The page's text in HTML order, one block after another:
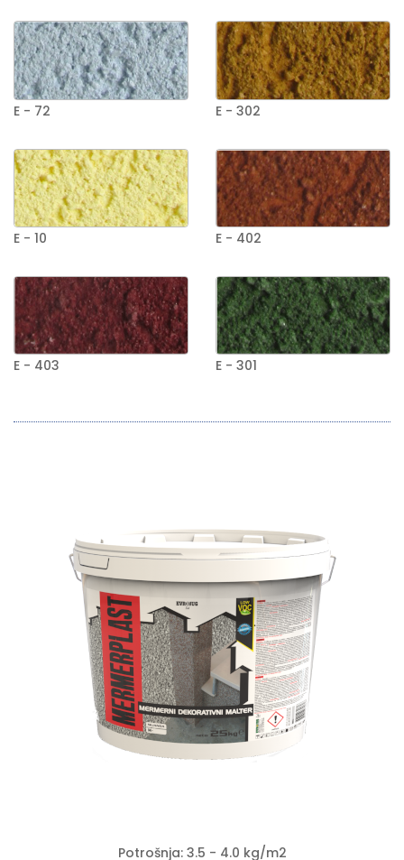
E - 72 E - 302
E - 10 E - 402
E - 403 E - 301
Potrošnja: 3.5 - 4.0 kg/m2